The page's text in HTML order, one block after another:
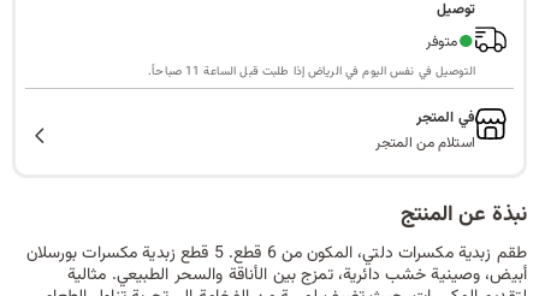
توصيل
●متوفر
التوصيل في نفس اليوم في الرياض إذا طلبت قبل الساعة 11 صباحاً.
في المتجر
استلام من المتجر
نبذة عن المنتج
طقم زبدية مكسرات دلتي، المكون من 6 قطع. 5 قطع زبدية مكسرات بورسلان
أبيض، وصينية خشب دائرية، تمزج بين الأناقة والسحر الطبيعي. مثالية